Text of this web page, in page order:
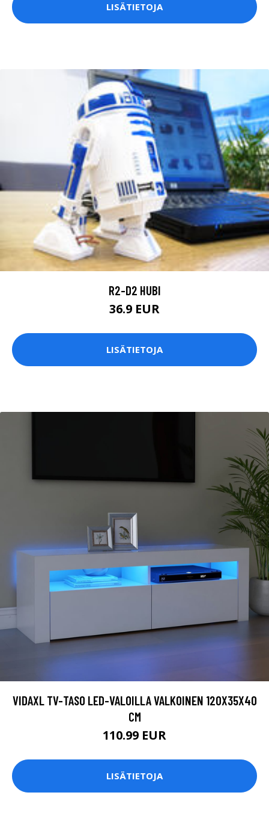
LISÄTIETOJA
R2-D2 HUBI
36.9 EUR
LISÄTIETOJA
VIDAXL TV-TASO LED-VALOILLA VALKOINEN 120X35X40
CM
110.99 EUR
LISÄTIETOJA